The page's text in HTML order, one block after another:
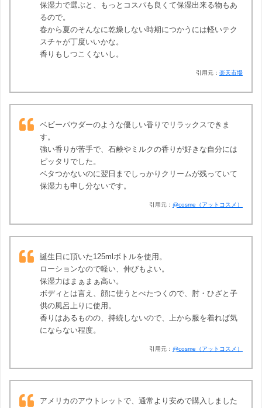
保湿力で選ぶと、もっとコスパも良くて保湿出来る物もあ
るので。
春から夏のそんなに乾燥しない時期につかうには軽いテク
スチャが丁度いいかな。
香りもしつこくないし。
引用元： 楽天市場
ベビーパウダーのような優しい香りでリラックスできま
す。
強い香りが苦手で、石鹸やミルクの香りが好きな自分には
ピッタリでした。
ベタつかないのに翌日までしっかりクリームが残っていて
保湿力も申し分ないです。
引用元： @cosme（アットコスメ）
誕生日に頂いた125mlボトルを使用。
ローションなので軽い、伸びもよい。
保湿力はまぁまぁ高い。
ボディとは言え、顔に使うとべたつくので、肘・ひざと子
供の風呂上りに使用。
香りはあるものの、持続しないので、上から服を着れば気
にならない程度。
引用元： @cosme（アットコスメ）
アメリカのアウトレットで、通常より安めで購入しました